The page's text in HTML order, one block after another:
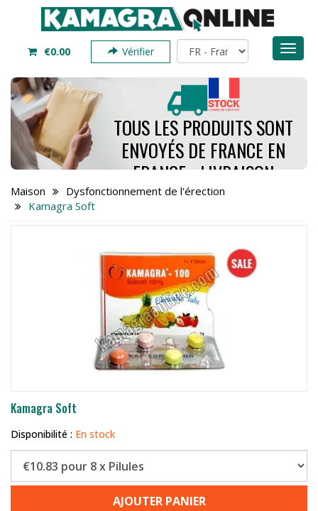
€0.00 Vérifier
TOUS LES PRODUITS SONT
ENVOYÉS DE FRANCE EN
FRANCE - LIVRAISON
PREND SEULEMENT 4 À 7
MAINTENANT
Maison
Dysfonctionnement de l'érection
Kamagra Soft
Kamagra Soft
Disponibilité : En stock
AJOUTER PANIER